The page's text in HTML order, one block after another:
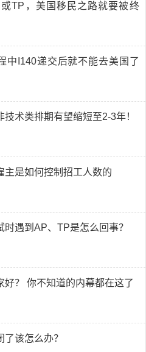
TP，美国移民之路就要被终
中I140递交后就不能去美国了
技术类排期有望缩短至2-3年！
主是如何控制招工人数的
时遇到AP、TP是怎么回事？
好？ 你不知道的内幕都在这了
了该怎么办？